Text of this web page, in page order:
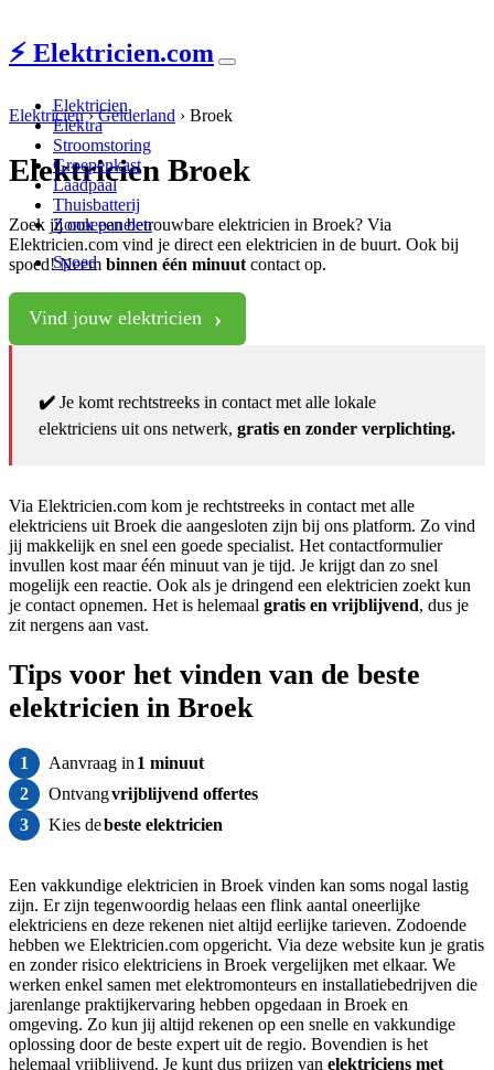
⚡ Elektricien.com
Elektricien
Elektra
Stroomstoring
Groepenkast
Laadpaal
Thuisbatterij
Zonnepanelen
Spoed
Elektricien›Gelderland › Broek
Elektricien Broek
Zoek jij ook een betrouwbare elektricien in Broek? Via
Elektricien.com vind je direct een elektricien in de buurt. Ook bij
spoed! Neem binnen één minuut contact op.
Vind jouw elektricien
✔️ Je komt rechtstreeks in contact met alle lokale
elektriciens uit ons netwerk,gratis en zonder verplichting.
Via Elektricien.com kom je rechtstreeks in contact met alle
elektriciens uit Broek die aangesloten zijn bij ons platform. Zo vind
jij makkelijk en snel een goede specialist. Het contactformulier
invullen kost maar één minuut van je tijd. Je krijgt dan zo snel
mogelijk een reactie. Ook als je dringend een elektricien zoekt kun
je contact opnemen. Het is helemaal gratis en vrijblijvend, dus je
zit nergens aan vast.
Tips voor het vinden van de beste
elektricien in Broek
1 Aanvraag in 1 minuut
2
Ontvangvrijblijvend offertes
3
Kies debeste elektricien
Een vakkundige elektricien in Broek vinden kan soms nogal lastig
zijn. Er zijn tegenwoordig helaas een flink aantal oneerlijke
elektriciens en deze rekenen niet altijd eerlijke tarieven. Zodoende
hebben we Elektricien.com opgericht. Via deze website kun je gratis
en zonder risico elektriciens in Broek vergelijken met elkaar. We
werken enkel samen met elektromonteurs en installatiebedrijven die
jarenlange praktijkervaring hebben opgedaan in Broek en
omgeving. Zo kun jij altijd rekenen op een snelle en vakkundige
oplossing door de beste expert uit de regio. Bovendien is het
helemaal vrijblijvend. Je kunt dus prijzen van elektriciens met